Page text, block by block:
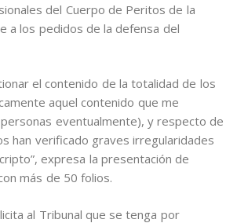
del Cuerpo de Peritos de la
a los pedidos de la defensa del
el contenido de la totalidad de los
aquel contenido que me
eventualmente), y respecto de
han verificado graves irregularidades
expresa la presentación de
más de 50 folios.
al Tribunal que se tenga por